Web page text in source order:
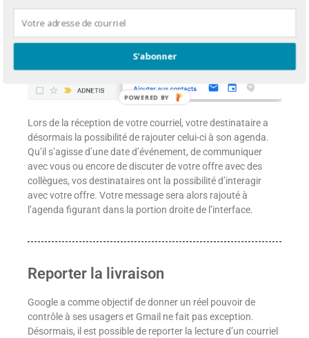
Lors de la réception de votre courriel, votre destinataire a
désormais la possibilité de rajouter celui-ci à son agenda.
Qu’il s’agisse d’une date d’événement, de communiquer
avec vous ou encore de discuter de votre offre avec des
collègues, vos destinataires ont la possibilité d’interagir
avec votre offre. Votre message sera alors rajouté à
l’agenda figurant dans la portion droite de l’interface.
Reporter la livraison
Google a comme objectif de donner un réel pouvoir de
contrôle à ses usagers et Gmail ne fait pas exception.
Désormais, il est possible de reporter la lecture d’un courriel
S'abonner
POWERED BY